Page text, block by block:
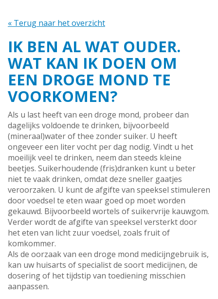
« Terug naar het overzicht
IK BEN AL WAT OUDER.
WAT KAN IK DOEN OM
EEN DROGE MOND TE
VOORKOMEN?
Als u last heeft van een droge mond, probeer dan
dagelijks voldoende te drinken, bijvoorbeeld
(mineraal)water of thee zonder suiker. U heeft
ongeveer een liter vocht per dag nodig. Vindt u het
moeilijk veel te drinken, neem dan steeds kleine
beetjes. Suikerhoudende (fris)dranken kunt u beter
niet te vaak drinken, omdat deze sneller gaatjes
veroorzaken. U kunt de afgifte van speeksel stimuleren
door voedsel te eten waar goed op moet worden
gekauwd. Bijvoorbeeld wortels of suikervrije kauwgom.
Verder wordt de afgifte van speeksel versterkt door
het eten van licht zuur voedsel, zoals fruit of
komkommer.
Als de oorzaak van een droge mond medicijngebruik is,
kan uw huisarts of specialist de soort medicijnen, de
dosering of het tijdstip van toediening misschien
aanpassen.